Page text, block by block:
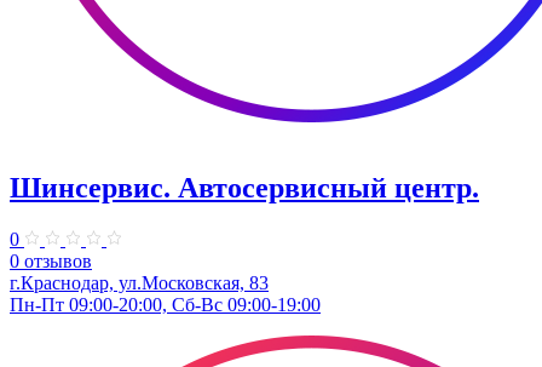
Шинсервис. ​Автосервисный центр.
0
0 отзывов
г.Краснодар, ул.Московская, 83
Пн-Пт 09:00-20:00, Сб-Вс 09:00-19:00